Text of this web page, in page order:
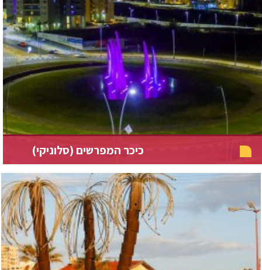
כיכר המפרשים (סלוניקי)